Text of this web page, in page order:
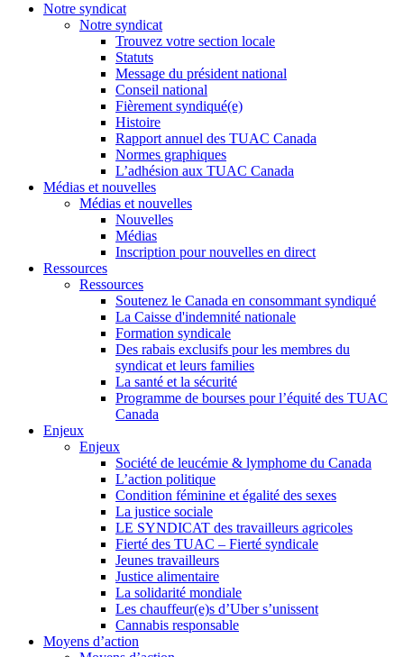
Notre syndicat
Notre syndicat
Trouvez votre section locale
Statuts
Message du président national
Conseil national
Fièrement syndiqué(e)
Histoire
Rapport annuel des TUAC Canada
Normes graphiques
L’adhésion aux TUAC Canada
Médias et nouvelles
Médias et nouvelles
Nouvelles
Médias
Inscription pour nouvelles en direct
Ressources
Ressources
Soutenez le Canada en consommant syndiqué
La Caisse d'indemnité nationale
Formation syndicale
Des rabais exclusifs pour les membres du
syndicat et leurs families
La santé et la sécurité
Programme de bourses pour l’équité des TUAC
Canada
Enjeux
Enjeux
Société de leucémie & lymphome du Canada
L’action politique
Condition féminine et égalité des sexes
La justice sociale
LE SYNDICAT des travailleurs agricoles
Fierté des TUAC – Fierté syndicale
Jeunes travailleurs
Justice alimentaire
La solidarité mondiale
Les chauffeur(e)s d’Uber s’unissent
Cannabis responsable
Moyens d’action